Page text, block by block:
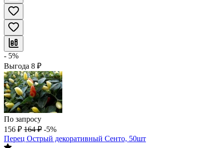
- 5%
Выгода 8 ₽
По запросу
156 ₽ 164 ₽ -5%
Перец Острый декоративный Сенто, 50шт